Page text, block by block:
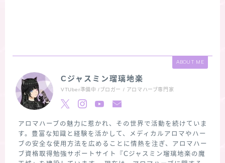
ABOUT ME
Cジャスミン瑠璃地楽
VTUber準備中 /ブロガー / アロマハーブ専門家
アロマハーブの魅力に惹かれ、その世界で活動を続けていま
す。豊富な知識と経験を活かして、メディカルアロマやハー
ブの安全な使用方法を広めることに情熱を注ぎ、アロマハー
ブ資格取得勉強サポートサイト『Cジャスミン瑠璃地楽の魔